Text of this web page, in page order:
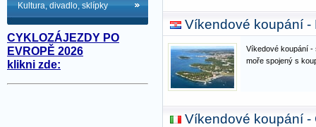
Kultura, divadlo, sklípky
CYKLOZÁJEZDY PO
EVROPĚ 2026
klikni zde:
nebo Leonardo Di
Diana ... Toto
Víkendové koupání -
Víkedové koupání -
moře spojený s
Víkendové koupání -